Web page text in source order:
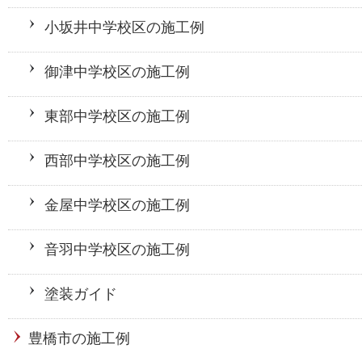
小坂井中学校区の施工例
御津中学校区の施工例
東部中学校区の施工例
西部中学校区の施工例
金屋中学校区の施工例
音羽中学校区の施工例
塗装ガイド
豊橋市の施工例